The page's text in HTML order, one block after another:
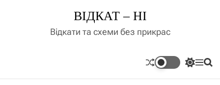
д
ВІДКАТ – НІ
Відкати та схеми без прикрас
П
М П